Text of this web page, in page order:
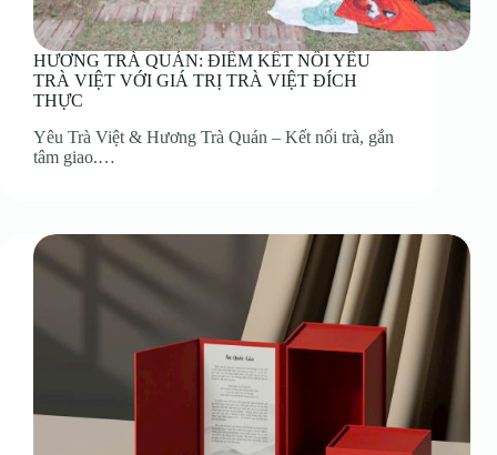
HƯƠNG TRÀ QUÁN: ĐIỂM KẾT NỐI YÊU
TRÀ VIỆT VỚI GIÁ TRỊ TRÀ VIỆT ĐÍCH
THỰC
Yêu Trà Việt & Hương Trà Quán – Kết nối trà, gắn
tâm giao.…